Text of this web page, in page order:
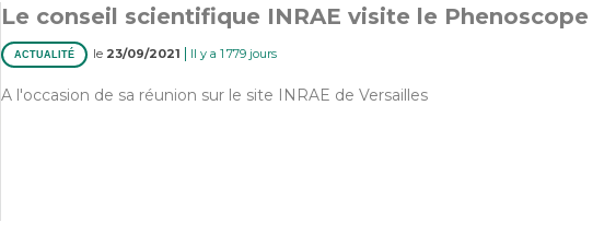
Le conseil scientifique INRAE visite le Phenoscope
ACTUALITÉ le 23/09/2021 | Il y a 1 779 jours
A l'occasion de sa réunion sur le site INRAE de Versailles